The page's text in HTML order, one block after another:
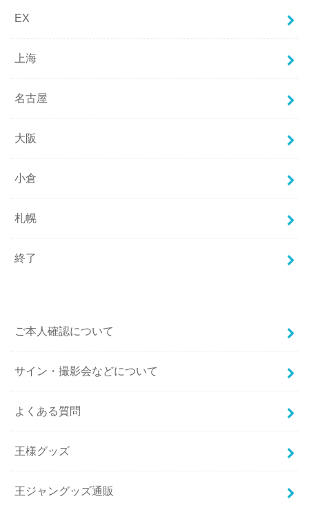
EX
上海
名古屋
大阪
小倉
札幌
終了
ご本人確認について
サイン・撮影会などについて
よくある質問
王様グッズ
王ジャングッズ通販